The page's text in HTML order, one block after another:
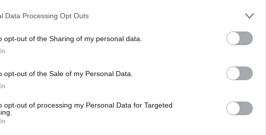
Data Processing Opt Outs
opt-out of the Sharing of my personal data.
opt-out of the Sale of my Personal Data.
opt-out of processing my Personal Data for Targeted